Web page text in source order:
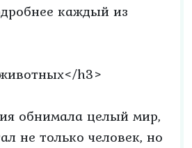
каждый из
h3>
обнимала целый мир,
не только человек, но